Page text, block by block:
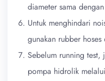
diameter sama
Untuk menghindari
gunakan rubber
Sebelum running
pompa hidrolik